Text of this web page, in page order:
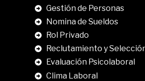
Gestión de Personas
Nomina de Sueldos
Rol Privado
Reclutamiento y
Evaluación Psicolaboral
Clima Laboral